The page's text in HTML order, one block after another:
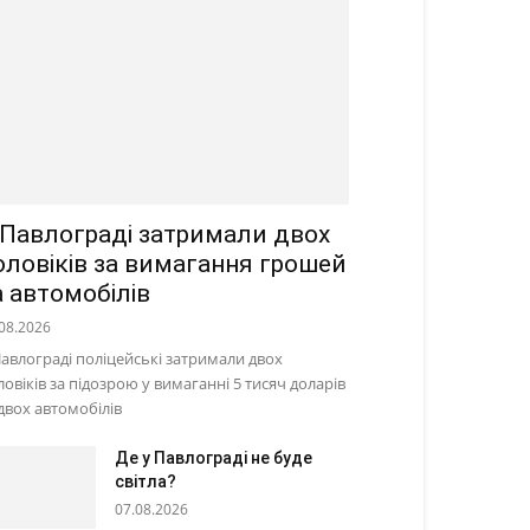
затримали двох
за вимагання грошей
автомобілів
поліцейські затримали двох
за підозрою у вимаганні 5 тисяч доларів
автомобілів
Де у Павлограді не буде
світла?
07.08.2026